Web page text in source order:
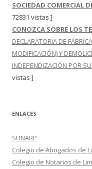
SOCIEDAD COMERCIAL
72831 vistas ]
CONOZCA SOBRE LOS
DECLARATORIA DE
MODIFICACIÓN) Y
INDEPENDIZACIÓN POR
vistas ]
ENLACES
SUNARP
Colegio de Abogados de
Colegio de Notarios de